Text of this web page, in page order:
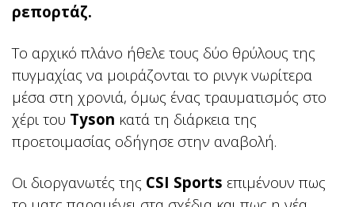
ρεπορτάζ.
Το αρχικό πλάνο ήθελε τους δύο θρύλους της
πυγμαχίας να μοιράζονται το ρινγκ νωρίτερα
μέσα στη χρονιά, όμως ένας τραυματισμός στο
χέρι του Tyson κατά τη διάρκεια της
προετοιμασίας οδήγησε στην αναβολή.
Οι διοργανωτές της CSI Sports επιμένουν πως